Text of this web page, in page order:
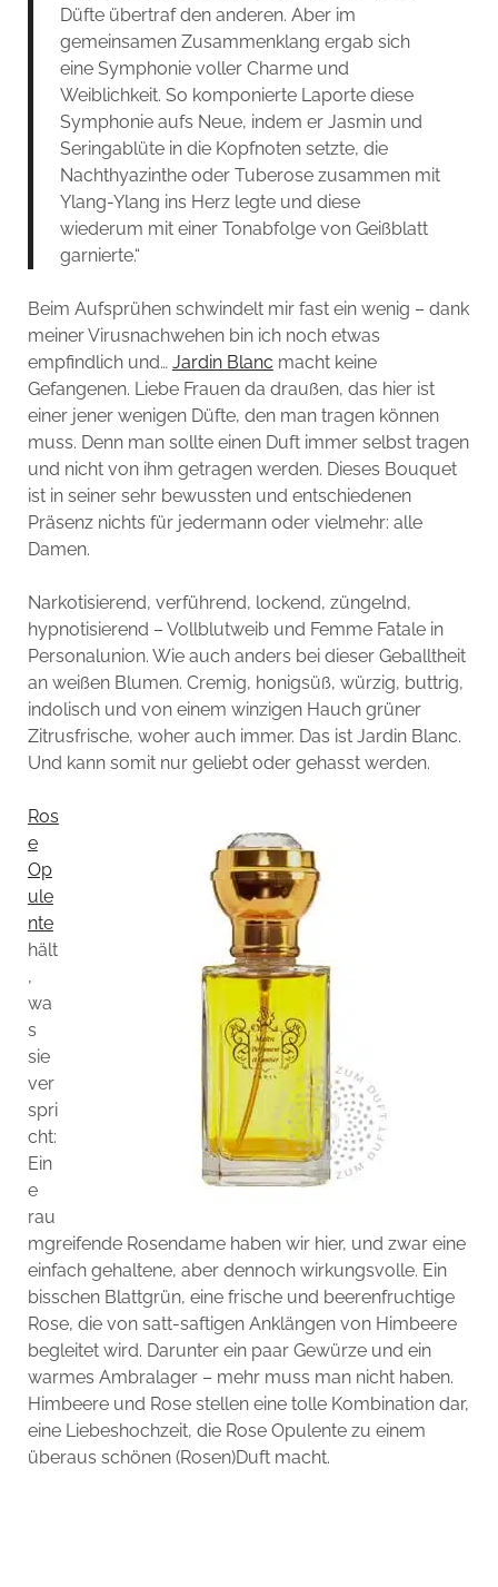
Düfte übertraf den anderen. Aber im
gemeinsamen Zusammenklang ergab sich
eine Symphonie voller Charme und
Weiblichkeit. So komponierte Laporte diese
Symphonie aufs Neue, indem er Jasmin und
Seringablüte in die Kopfnoten setzte, die
Nachthyazinthe oder Tuberose zusammen mit
Ylang-Ylang ins Herz legte und diese
wiederum mit einer Tonabfolge von Geißblatt
garnierte.“
Beim Aufsprühen schwindelt mir fast ein wenig – dank
meiner Virusnachwehen bin ich noch etwas
empfindlich und… Jardin Blanc macht keine
Gefangenen. Liebe Frauen da draußen, das hier ist
einer jener wenigen Düfte, den man tragen können
muss. Denn man sollte einen Duft immer selbst tragen
und nicht von ihm getragen werden. Dieses Bouquet
ist in seiner sehr bewussten und entschiedenen
Präsenz nichts für jedermann oder vielmehr: alle
Damen.
Narkotisierend, verführend, lockend, züngelnd,
hypnotisierend – Vollblutweib und Femme Fatale in
Personalunion. Wie auch anders bei dieser Geballtheit
an weißen Blumen. Cremig, honigsüß, würzig, buttrig,
indolisch und von einem winzigen Hauch grüner
Zitrusfrische, woher auch immer. Das ist Jardin Blanc.
Und kann somit nur geliebt oder gehasst werden.
Ros
e
Op
ule
nte
hält
,
wa
s
sie
ver
spri
cht:
Ein
e
rau
mgreifende Rosendame haben wir hier, und zwar eine
einfach gehaltene, aber dennoch wirkungsvolle. Ein
bisschen Blattgrün, eine frische und beerenfruchtige
Rose, die von satt-saftigen Anklängen von Himbeere
begleitet wird. Darunter ein paar Gewürze und ein
warmes Ambralager – mehr muss man nicht haben.
Himbeere und Rose stellen eine tolle Kombination dar,
eine Liebeshochzeit, die Rose Opulente zu einem
überaus schönen (Rosen)Duft macht.